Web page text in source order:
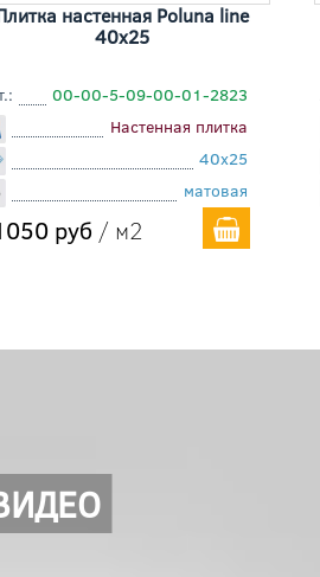
настенная Poluna line
40x25
00-00-5-09-00-01-2823
Настенная плитка
40x25
матовая
руб / м2